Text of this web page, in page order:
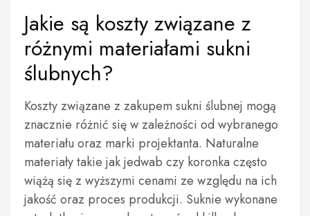
Jakie są koszty związane z
różnymi materiałami sukni
ślubnych?
Koszty związane z zakupem sukni ślubnej mogą
znacznie różnić się w zależności od wybranego
materiału oraz marki projektanta. Naturalne
materiały takie jak jedwab czy koronka często
wiążą się z wyższymi cenami ze względu na ich
jakość oraz proces produkcji. Suknie wykonane